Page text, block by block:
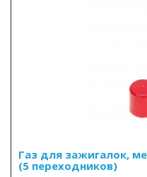
Газ для зажигалок,
(5 переходников)